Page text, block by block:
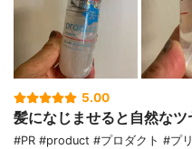
5.00
髪になじませると自然なツ
#PR #product #プロダクト #プ